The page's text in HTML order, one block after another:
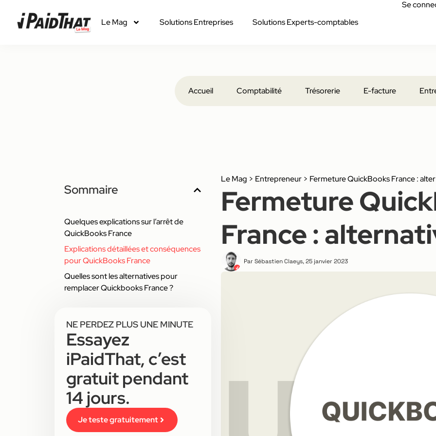
Le Mag Solutions Entreprises Solutions Experts-comptables
Se
Accueil Comptabilité Trésorerie E-facture
Sommaire
Quelques explications sur l’arrêt de
QuickBooks France
Explications détaillées et conséquences
pour QuickBooks France
Quelles sont les alternatives pour
remplacer Quickbooks France ?
NE PERDEZ PLUS UNE MINUTE
Essayez
iPaidThat, c’est
gratuit pendant
14 jours.
Je teste gratuitement
Le Mag > Entrepreneur > Fermeture QuickBooks France :
Fermeture
France :
Par Sébastien Claeys,25 janvier 2023